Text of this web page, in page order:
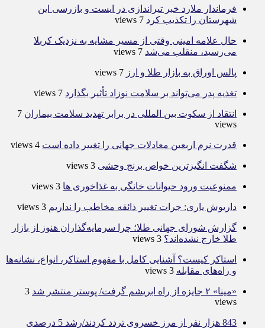
فرماندار ملارد خبر تیراندازی در ایست و بازرسی این
شهرستان را تکذیب کرد 7 views
حال علامه امینی وقتی از مسیر مشایه به نزدیک کربلا
می‌رسید، منقلب می‌شد 7 views
پالس اوراق به بازار طلا و ارز 7 views
تغذیه پدر می‌تواند بر سلامت نوزاد تأثیر بگذارد 7 views
انتقاد از سکوت بین المللی در برابر تهدید سلامت بیماران 7
views
قدرت نرم اربعین معادلات جهانی را تغییر داده است 4 views
شگفت انگیزترین خواص برنج وحشی 3 views
ممنوعیت ورود حیوانات خانگی به غذاخوری ها 3 views
داریوش یاری: جرات تغییر ذائقه مخاطب را نداریم 3 views
گزارش شورای جهانی طلا؛ چرا سرمایه‌گذاران هنوز از بازار
طلا خارج نشده‌اند؟ 3 views
استاکر کیست؟ آشنایی کامل با مفهوم استاکر، انواع، نشانه‌ها
و راه‌های مقابله 3 views
«مینا» ۲ جایزه از راه ابریشم گرفت/ پوستر منتشر شد
3
views
843 هزار نفر از مرز خسروی تردد کردند/رشد 5 درصدی